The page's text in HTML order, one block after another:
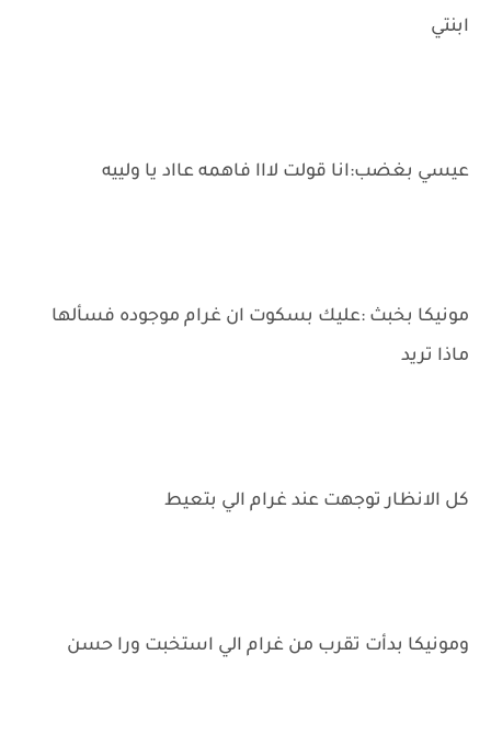
ابنتي
عيسي بغضب:انا قولت لااا فاهمه عااد يا ولييه
مونيكا بخبث :عليك بسكوت ان غرام موجوده فسألها
ماذا تريد
كل الانظار توجهت عند غرام الي بتعيط
ومونيكا بدأت تقرب من غرام الي استخبت ورا حسن